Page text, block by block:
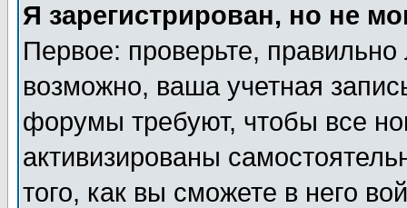
Я зарегистрирован, но не
Первое: проверьте,
возможно, ваша учетная
форумы требуют, чтобы все
активизированы
того, как вы сможете в него